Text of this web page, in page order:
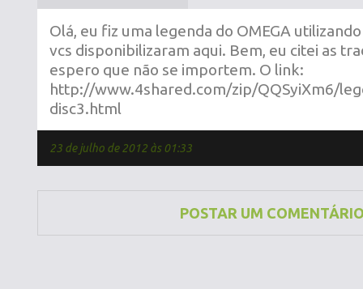
Olá, eu fiz uma legenda do OMEGA
vcs disponibilizaram aqui. Bem, eu citei as
espero que não se importem. O link:
http://www.4shared.com/zip/QQSyiXm6/
disc3.html
23 de julho de 2012 às 01:33
POSTAR UM